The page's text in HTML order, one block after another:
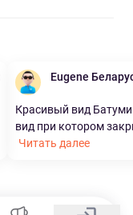
Eugene
Красивый вид
вид при котором
Читать далее